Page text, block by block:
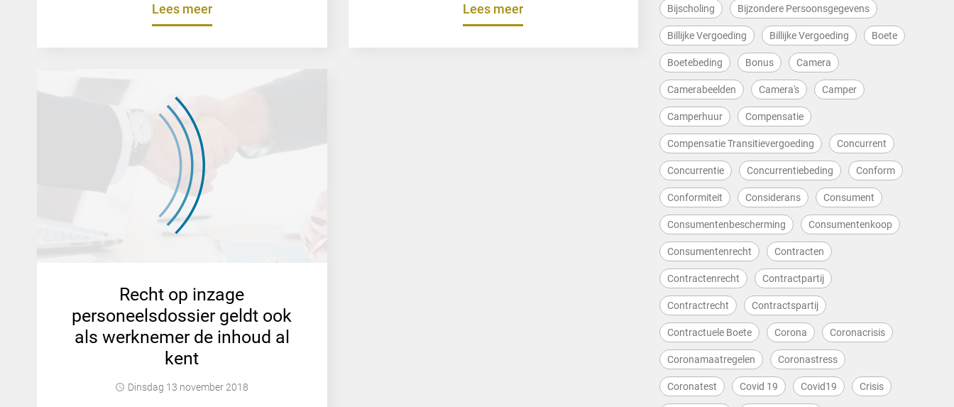
Lees meer Lees meer
Recht op inzage
personeelsdossier geldt ook
als werknemer de inhoud al
kent
dinsdag 13 november 2018
Bijscholing Bijzondere Persoonsgegevens
Billijke Vergoeding Billijke Vergoeding Boete
Boetebeding Bonus Camera
Camerabeelden Camera's Camper
Camperhuur Compensatie
Compensatie Transitievergoeding Concurrent
Concurrentie Concurrentiebeding Conform
Conformiteit Considerans Consument
Consumentenbescherming Consumentenkoop
Consumentenrecht Contracten
Contractenrecht Contractpartij
Contractrecht Contractspartij
Contractuele Boete Corona Coronacrisis
Coronamaatregelen Coronastress
Coronatest Covid 19 Covid19 Crisis